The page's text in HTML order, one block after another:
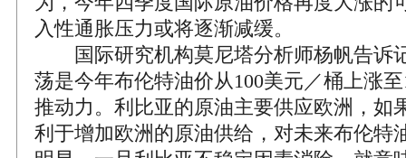
入性通胀压力或将逐渐减缓。
国际研究机构莫尼塔分析师杨帆告诉
荡是今年布伦特油价从100美元／桶上涨
推动力。利比亚的原油主要供应欧洲，如
利于增加欧洲的原油供给，对未来布伦特